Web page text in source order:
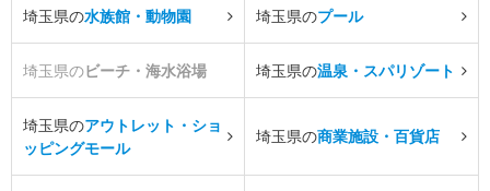
埼玉県の水族館・動物園 埼玉県のプール
埼玉県のビーチ・海水浴場 埼玉県の温泉・スパリゾート
埼玉県のアウトレット・ショ
ッピングモール
埼玉県の商業施設・百貨店